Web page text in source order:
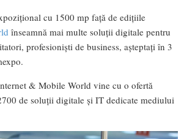
cu 1500 mp față de edițiile
înseamnă mai multe soluții digitale pentru
profesioniști de business, așteptați în 3
& Mobile World vine cu o ofertă
de soluții digitale și IT dedicate mediului